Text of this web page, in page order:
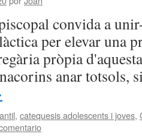
convida a
per elevar una
pròpia
anar
, catequesis adolescents i joves,